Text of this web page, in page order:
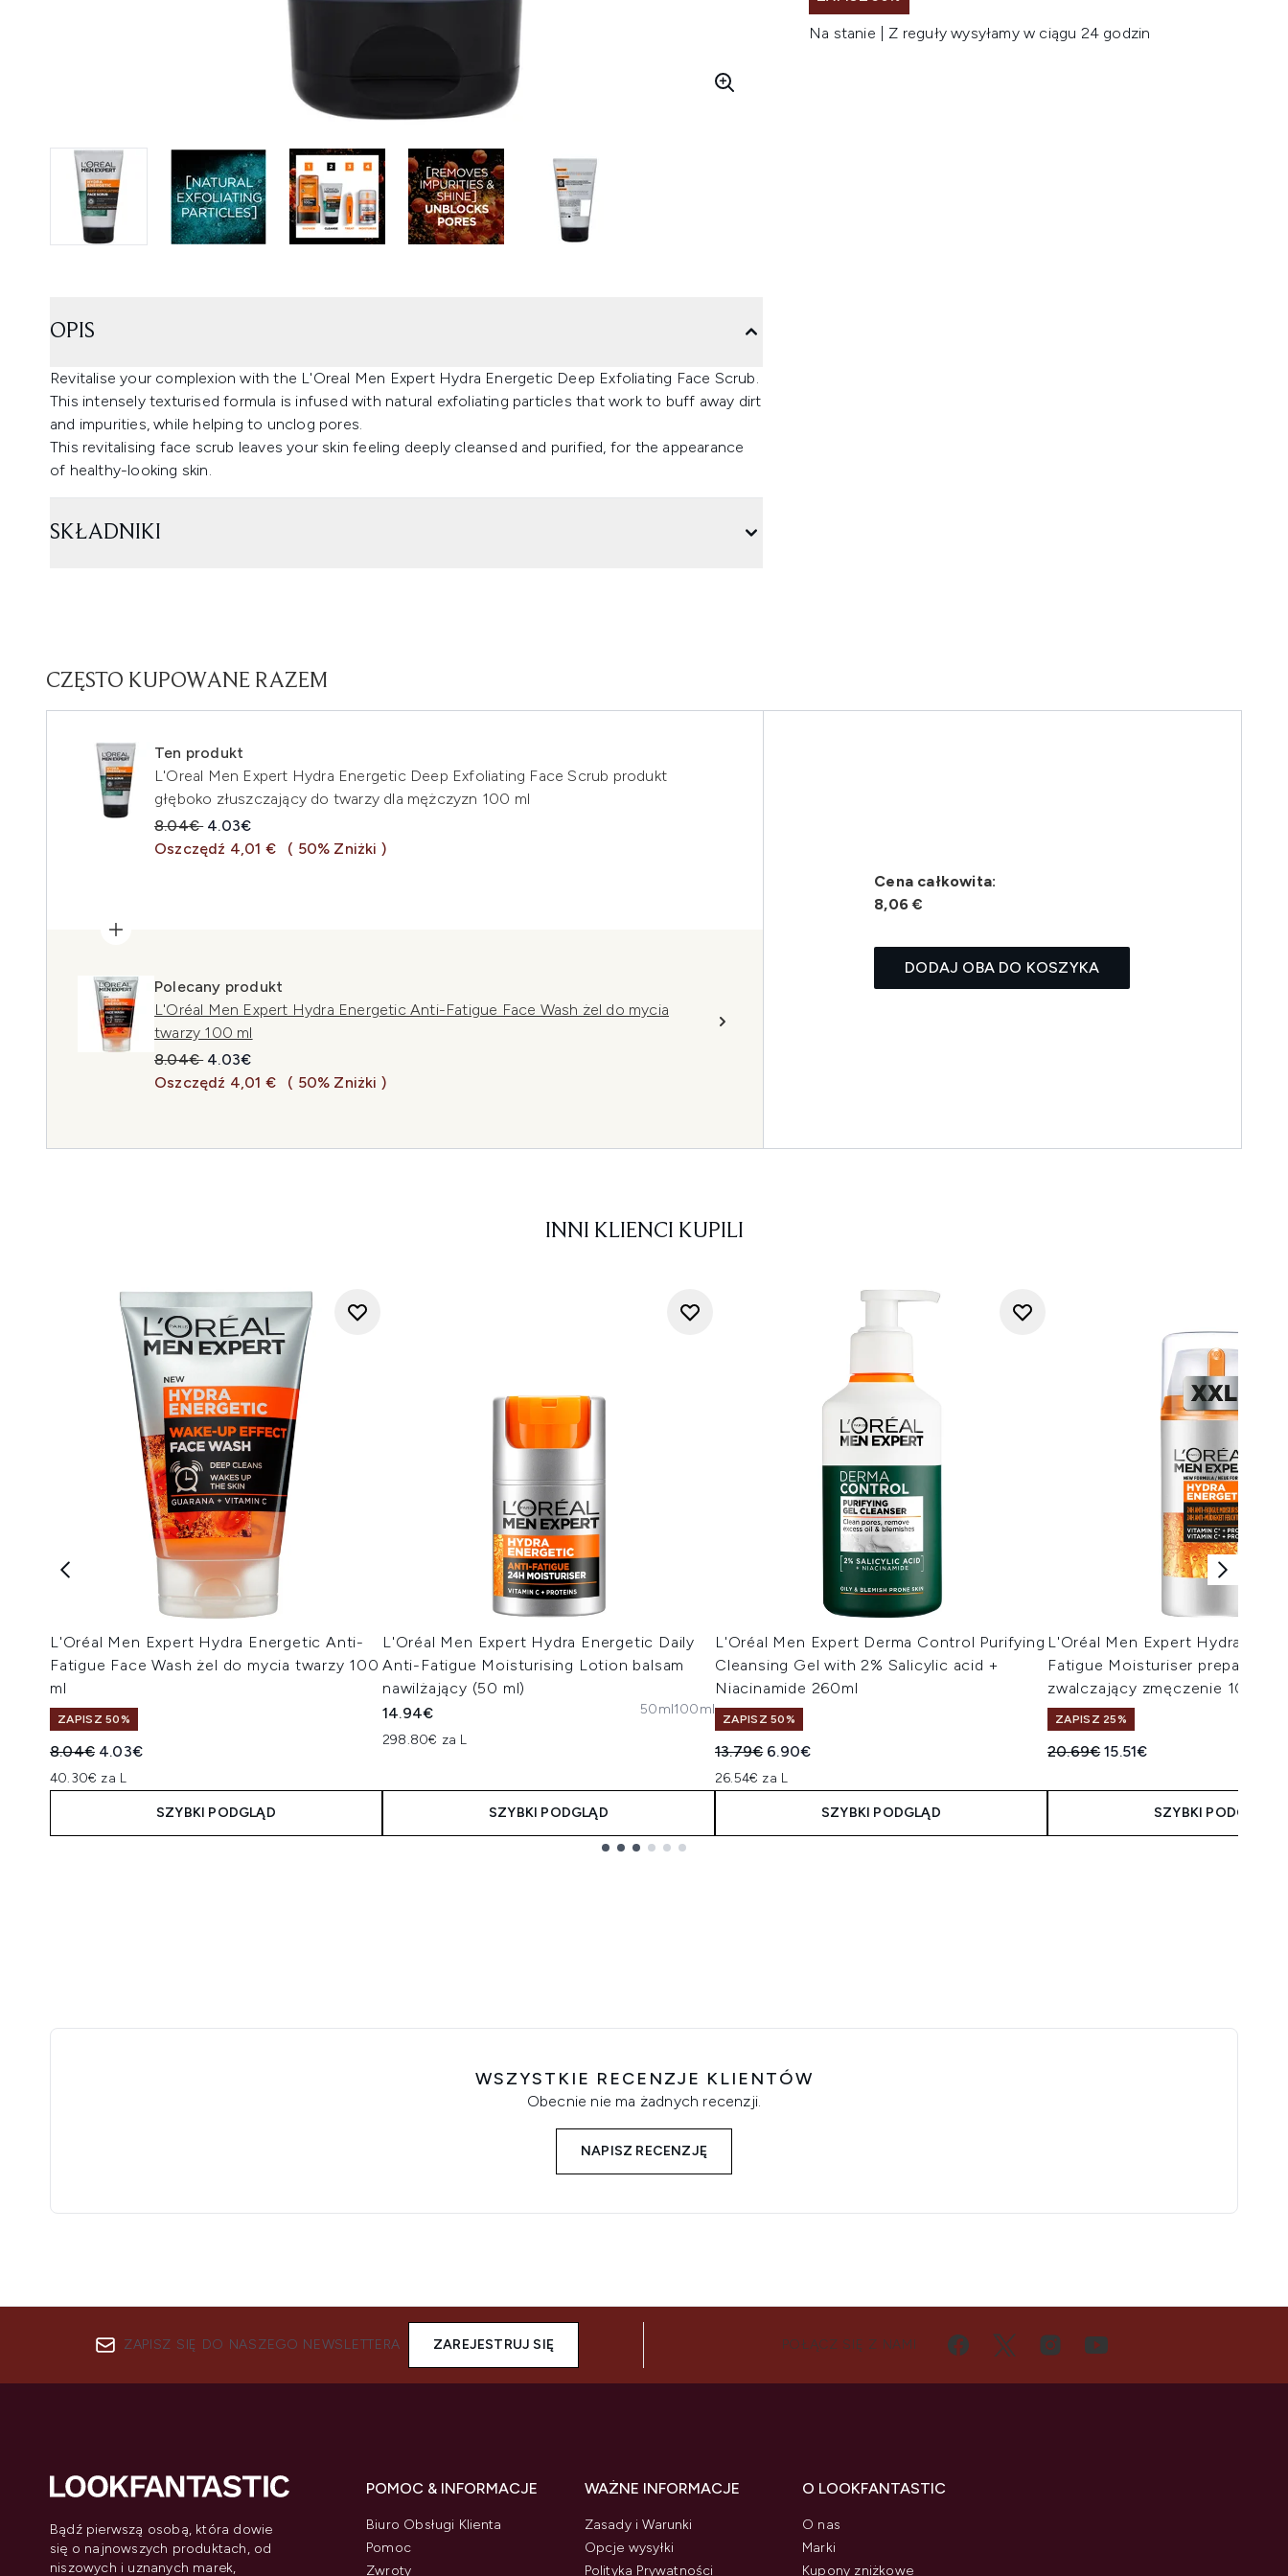
Na stanie | Z reguły wysyłamy w ciągu 24 godzin
OPIS
Revitalise your complexion with the L'Oreal Men Expert Hydra Energetic Deep Exfoliating Face Scrub.
This intensely texturised formula is infused with natural exfoliating particles that work to buff away dirt
and impurities, while helping to unclog pores.
This revitalising face scrub leaves your skin feeling deeply cleansed and purified, for the appearance
of healthy-looking skin.
SKŁADNIKI
CZĘSTO KUPOWANE RAZEM
Ten produkt
L'Oreal Men Expert Hydra Energetic Deep Exfoliating Face Scrub produkt
głęboko złuszczający do twarzy dla mężczyzn 100 ml
Sugerowana cena detaliczna:
8.04€ Aktualna cena:
4.03€
Oszczędź 4,01 €
( 50% Zniżki )
Polecany produkt
L'Oréal Men Expert Hydra Energetic Anti-Fatigue Face Wash żel do mycia
twarzy 100 ml
Sugerowana cena detaliczna:
8.04€ Aktualna cena:
4.03€
Oszczędź 4,01 €
( 50% Zniżki )
Cena całkowita:
8,06 €
DODAJ OBA DO KOSZYKA
INNI KLIENCI KUPILI
L'Oréal Men Expert Hydra Energetic Anti-
Fatigue Face Wash żel do mycia twarzy 100
ml
ZAPISZ 50%
Sugerowana cena detaliczna:
8.04€ Aktualna cena:
4.03€
40.30€ za L
SZYBKI PODGLĄD
L'Oréal Men Expert Hydra Energetic Daily
Anti-Fatigue Moisturising Lotion balsam
nawilżający (50 ml)
14.94€
298.80€ za L
50ml100ml
SZYBKI PODGLĄD
L'Oréal Men Expert Derma Control Purifying
Cleansing Gel with 2% Salicylic acid +
Niacinamide 260ml
ZAPISZ 50%
Sugerowana cena detaliczna:
13.79€ Aktualna cena:
6.90€
26.54€ za L
SZYBKI PODGLĄD
L'Oréal Men Expert Hydra
Fatigue Moisturiser preparat
zwalczający zmęczenie 100 ml
ZAPISZ 25%
Sugerowana cena detaliczna:
20.69€Aktualna cena:
15.51€
SZYBKI PODGLĄD
WSZYSTKIE RECENZJE KLIENTÓW
Obecnie nie ma żadnych recenzji.
NAPISZ RECENZJĘ
ZAPISZ SIĘ DO NASZEGO NEWSLETTERA ZAREJESTRUJ SIĘ POŁĄCZ SIĘ Z NAMI
Bądź pierwszą osobą, która dowie
się o najnowszych produktach, od
niszowych i uznanych marek,
POMOC & INFORMACJE
Biuro Obsługi Klienta
Pomoc
Zwroty
WAŻNE INFORMACJE
Zasady i Warunki
Opcje wysyłki
Polityka Prywatności
O LOOKFANTASTIC
O nas
Marki
Kupony zniżkowe